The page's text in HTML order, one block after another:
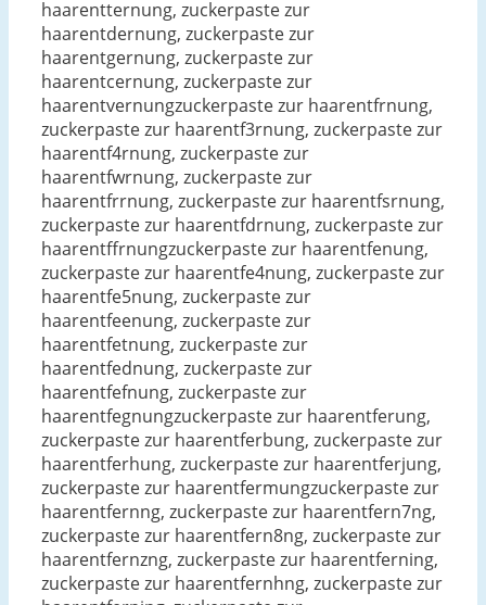
haarentternung, zuckerpaste zur
haarentdernung, zuckerpaste zur
haarentgernung, zuckerpaste zur
haarentcernung, zuckerpaste zur
haarentvernungzuckerpaste zur haarentfrnung,
zuckerpaste zur haarentf3rnung, zuckerpaste zur
haarentf4rnung, zuckerpaste zur
haarentfwrnung, zuckerpaste zur
haarentfrrnung, zuckerpaste zur haarentfsrnung,
zuckerpaste zur haarentfdrnung, zuckerpaste zur
haarentffrnungzuckerpaste zur haarentfenung,
zuckerpaste zur haarentfe4nung, zuckerpaste zur
haarentfe5nung, zuckerpaste zur
haarentfeenung, zuckerpaste zur
haarentfetnung, zuckerpaste zur
haarentfednung, zuckerpaste zur
haarentfefnung, zuckerpaste zur
haarentfegnungzuckerpaste zur haarentferung,
zuckerpaste zur haarentferbung, zuckerpaste zur
haarentferhung, zuckerpaste zur haarentferjung,
zuckerpaste zur haarentfermungzuckerpaste zur
haarentfernng, zuckerpaste zur haarentfern7ng,
zuckerpaste zur haarentfern8ng, zuckerpaste zur
haarentfernzng, zuckerpaste zur haarentferning,
zuckerpaste zur haarentfernhng, zuckerpaste zur